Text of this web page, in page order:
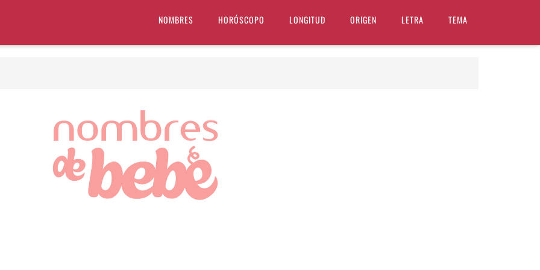
NOMBRES HORÓSCOPO LONGITUD ORIGEN LETRA TEMA